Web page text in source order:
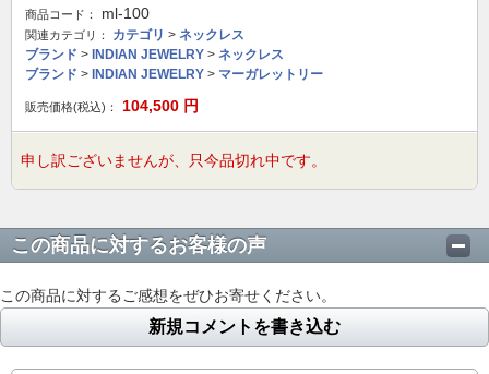
商品コード： ml-100
関連カテゴリ： カテゴリ > ネックレス
ブランド > INDIAN JEWELRY > ネックレス
ブランド > INDIAN JEWELRY > マーガレットリー
販売価格(税込)： 104,500 円
申し訳ございませんが、只今品切れ中です。
この商品に対するお客様の声
この商品に対するご感想をぜひお寄せください。
新規コメントを書き込む